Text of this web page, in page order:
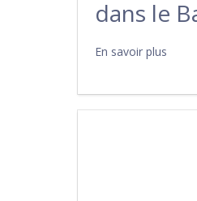
dans le
En savoir plus